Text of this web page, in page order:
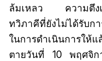
ล้มเหลว ความตึงเ
ทวิภาคีที่ยังไม่ได้รับ
ในการดำเนินการให้
ตายวันที่ 10 พฤศจิก